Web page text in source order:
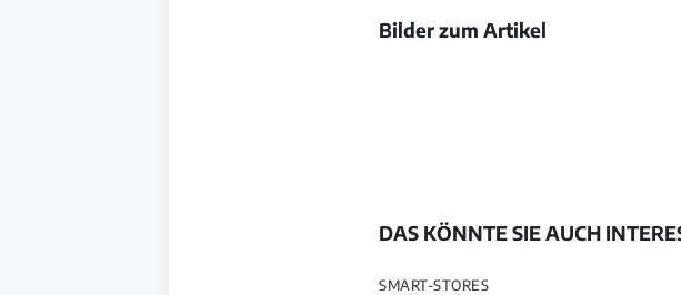
Bilder zum Artikel
DAS KÖNNTE SIE AUCH
SMART-STORES